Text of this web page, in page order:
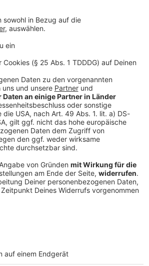
Interview! Wir haben uns Kevin und Nico
im Park 2026 geschnappt! Die
verdammt sympathischen Real-Talk-
zu ihrem brandneuen Albumtitel
als glühender Fan in ihrer Garderobe
unterschätzt hat. Zieht euch diesen genialen
auf unserem Interview-Zettel)
🤘
Electric Callboy
aktuell absolut nicht zu bremsen. Im
einziger, trockener Spruch von Uke
Dexter Holland plötzlich als
ersten Moment komplett unterschätzt hat.
auf unserem Interview-Zettel) und